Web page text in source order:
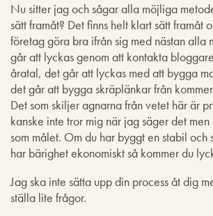
Nu sitter jag och sågar alla möjliga
sätt framåt? Det finns helt klart sätt framåt
företag göra bra ifrån sig med nästan alla
går att lyckas genom att kontakta
åratal, det går att lyckas med att bygga
det går att bygga skräplänkar från
Det som skiljer agnarna från vetet här är
kanske inte tror mig när jag säger det
som målet. Om du har byggt en stabil och
har bärighet ekonomiskt så kommer du
Jag ska inte sätta upp din process åt dig
ställa lite frågor.